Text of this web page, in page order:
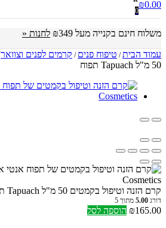
₪0.00
0
משלוח חינם בקנייה מעל ₪349 לחנות «
עמוד הבית/ טיפוח פנים / קרמים לפנים וצוואר
50 מ"ל Tapuach תפוח
קרם הזנה וטיפול בקמטים 50 מ"ל Tapuach תפוח
דורג 5.00 מתוך 5
₪165.00 הוספה לסל